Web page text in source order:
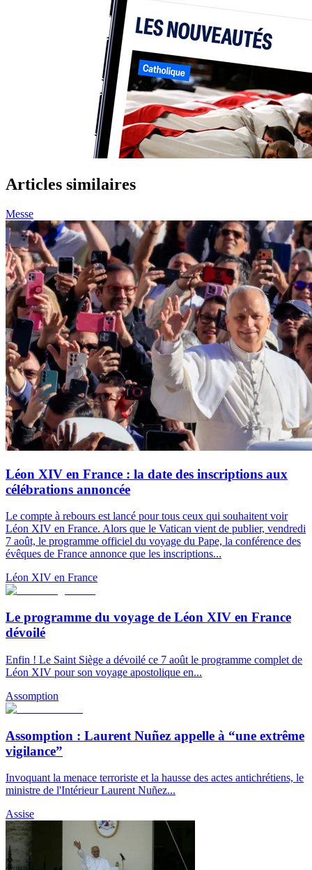
Articles similaires
Messe
Léon XIV en France : la date des inscriptions aux
célébrations annoncée
Le compte à rebours est lancé pour tous ceux qui souhaitent voir
Léon XIV en France. Alors que le Vatican vient de publier, vendredi
7 août, le programme officiel du voyage du Pape, la conférence des
évêques de France annonce que les inscriptions...
Léon XIV en France
Le programme du voyage de Léon XIV en France
dévoilé
Enfin ! Le Saint Siège a dévoilé ce 7 août le programme complet de
Léon XIV pour son voyage apostolique en...
Assomption
Assomption : Laurent Nuñez appelle à “une extrême
vigilance”
Invoquant la menace terroriste et la hausse des actes antichrétiens, le
ministre de l'Intérieur Laurent Nuñez...
Assise